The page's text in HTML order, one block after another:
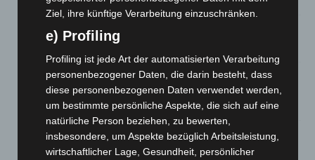
Anklage nach Abschaltung von „Archetyp Market“ erhoben
Hannover: Polizei stoppt 166 Trunkenheitsfahrten bei
Großkontrolle
2. August 2026
Hannover Klassik Open Air 2026: Französische Oper im
Maschpark
Ziel, ihre künftige Verarbeitung einzuschränken.
e) Profiling
Profiling ist jede Art der automatisierten Verarbeitung
personenbezogener Daten, die darin besteht, dass
diese personenbezogenen Daten verwendet werden,
um bestimmte persönliche Aspekte, die sich auf eine
natürliche Person beziehen, zu bewerten,
insbesondere, um Aspekte bezüglich Arbeitsleistung,
wirtschaftlicher Lage, Gesundheit, persönlicher